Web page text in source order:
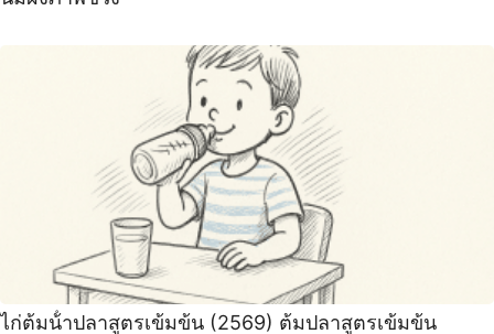
ไก่ต้มน้ําปลาสูตรเข้มข้น (2569) ต้มปลาสูตรเข้มข้น